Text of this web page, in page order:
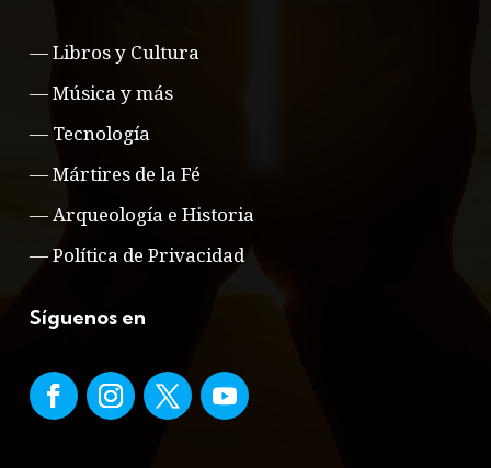
—Libros y Cultura
—Música y más
— Tecnología
—Mártires de la Fé
—Arqueología e Historia
—Política de Privacidad
Síguenos en